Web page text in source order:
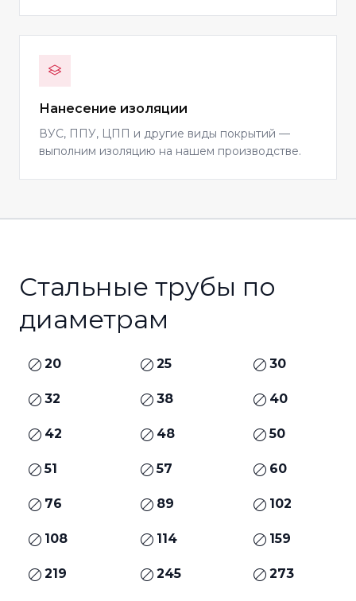
Нанесение изоляции
ВУС, ППУ, ЦПП и другие виды покрытий —
выполним изоляцию на нашем производстве.
Стальные трубы по
диаметрам
20 25 30
32 38 40
42 48 50
51 57 60
76 89 102
108 114 159
219 245 273